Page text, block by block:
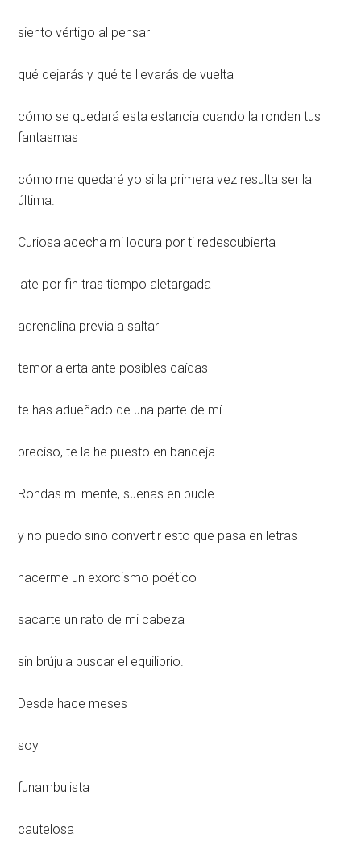
siento vértigo al pensar
qué dejarás y qué te llevarás de vuelta
cómo se quedará esta estancia cuando la ronden tus
fantasmas
cómo me quedaré yo si la primera vez resulta ser la
última.
Curiosa acecha mi locura por ti redescubierta
late por fin tras tiempo aletargada
adrenalina previa a saltar
temor alerta ante posibles caídas
te has adueñado de una parte de mí
preciso, te la he puesto en bandeja.
Rondas mi mente, suenas en bucle
y no puedo sino convertir esto que pasa en letras
hacerme un exorcismo poético
sacarte un rato de mi cabeza
sin brújula buscar el equilibrio.
Desde hace meses
soy
funambulista
cautelosa